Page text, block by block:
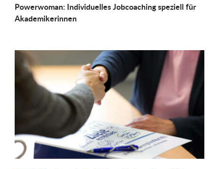
Powerwoman: Individu­elles Job­coaching speziell für
Aka­demiker­innen